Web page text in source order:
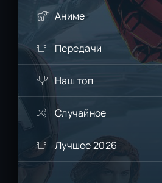
Аниме
Передачи
Наш топ
Случайное
Лучшее 2026